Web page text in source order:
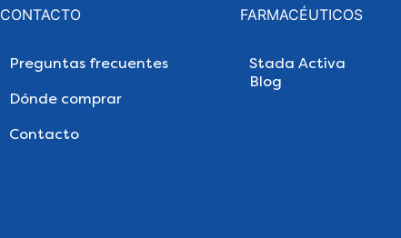
CONTACTO
Preguntas frecuentes
Dónde comprar
Contacto
FARMACÉUTICOS
Stada Activa
Blog